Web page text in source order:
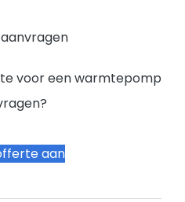
voor een warmtepomp
aan